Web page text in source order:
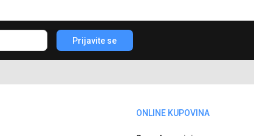
Prijavite se
ONLINE KUPOVINA